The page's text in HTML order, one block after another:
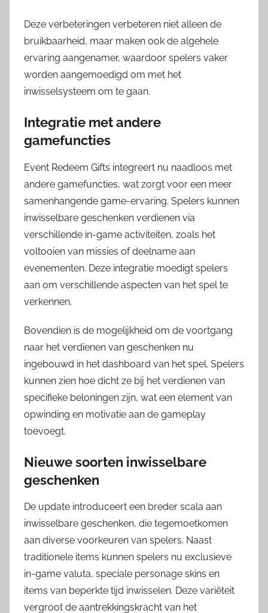
Deze verbeteringen verbeteren niet alleen de
bruikbaarheid, maar maken ook de algehele
ervaring aangenamer, waardoor spelers vaker
worden aangemoedigd om met het
inwisselsysteem om te gaan.
Integratie met andere
gamefuncties
Event Redeem Gifts integreert nu naadloos met
andere gamefuncties, wat zorgt voor een meer
samenhangende game-ervaring. Spelers kunnen
inwisselbare geschenken verdienen via
verschillende in-game activiteiten, zoals het
voltooien van missies of deelname aan
evenementen. Deze integratie moedigt spelers
aan om verschillende aspecten van het spel te
verkennen.
Bovendien is de mogelijkheid om de voortgang
naar het verdienen van geschenken nu
ingebouwd in het dashboard van het spel. Spelers
kunnen zien hoe dicht ze bij het verdienen van
specifieke beloningen zijn, wat een element van
opwinding en motivatie aan de gameplay
toevoegt.
Nieuwe soorten inwisselbare
geschenken
De update introduceert een breder scala aan
inwisselbare geschenken, die tegemoetkomen
aan diverse voorkeuren van spelers. Naast
traditionele items kunnen spelers nu exclusieve
in-game valuta, speciale personage skins en
items van beperkte tijd inwisselen. Deze variëteit
vergroot de aantrekkingskracht van het